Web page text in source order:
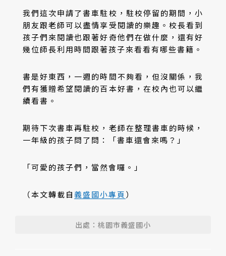
我們這次申請了書車駐校，駐校停留的期間，小
朋友跟老師可以盡情享受閱讀的樂趣。校長看到
孩子們來閱讀也跟著好奇他們在做什麼，還有好
幾位師長利用時間跟著孩子來看看有哪些書籍。
書是好東西，一週的時間不夠看，但沒關係，我
們有獲贈希望閱讀的百本好書，在校內也可以繼
續看書。
期待下次書車再駐校，老師在整理書車的時候，
一年級的孩子問了問：「書車還會來嗎？」
「可愛的孩子們，當然會囉。」
（本文轉載自義盛國小專頁）
出處：桃園市義盛國小